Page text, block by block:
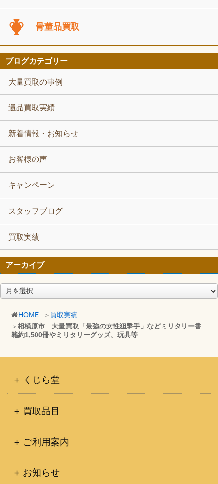
HOME
買取実績
相模原市 大量買取「最強の女性狙撃手」などミリタリー書
籍約1,500冊やミリタリーグッズ、玩具等
骨董品買取
ブログカテゴリー
大量買取の事例
遺品買取実績
新着情報・お知らせ
お客様の声
キャンペーン
スタッフブログ
買取実績
アーカイブ
ア
ー
くじら堂
買取品目
ご利用案内
お知らせ